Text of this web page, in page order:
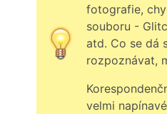
fotografie,
souboru -
atd. Co se dá
rozpoznávat,
velmi